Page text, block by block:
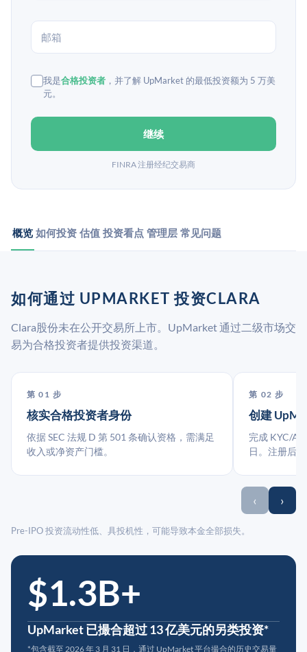
我是合格投资者 ，并了解 UpMarket 的最低投资额为 5 万美
元。
继续
FINRA 注册经纪交易商
概览 如何投资 估值 投资看点 管理层 常见问题
如何通过 UPMARKET 投资CLARA
Clara股份未在公开交易所上市。UpMarket 通过二级市场交
易为合格投资者提供投资渠道。
第 01 步
核实合格投资者身份
依据 SEC 法规 D 第 501 条确认资格，需满足
收入或净资产门槛。
第 02 步
创建
完成 KYC/
日。注册后
‹ ›
Pre-IPO 投资流动性低、具投机性，可能导致本金全部损失。
$1.3B+
UpMarket 已撮合超过 13 亿美元的另类投资*
*包含截至 2026 年 3 月 31 日，通过 UpMarket 平台撮合的历史交易量